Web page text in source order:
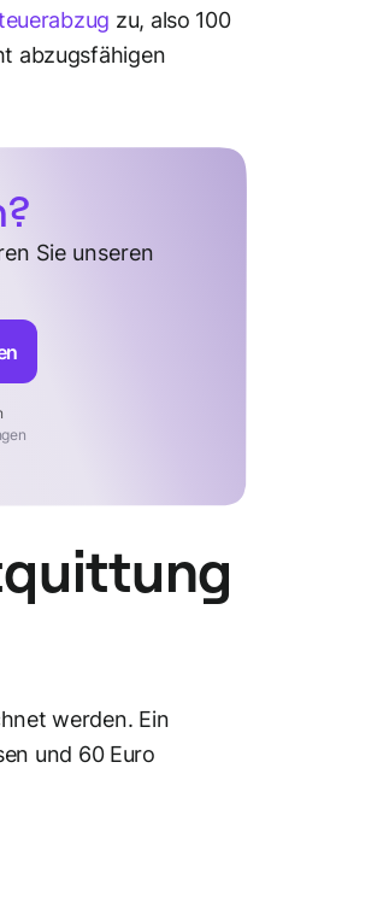
zu, also 100
abzugsfähigen
Sie unseren
werden. Ein
und 60 Euro